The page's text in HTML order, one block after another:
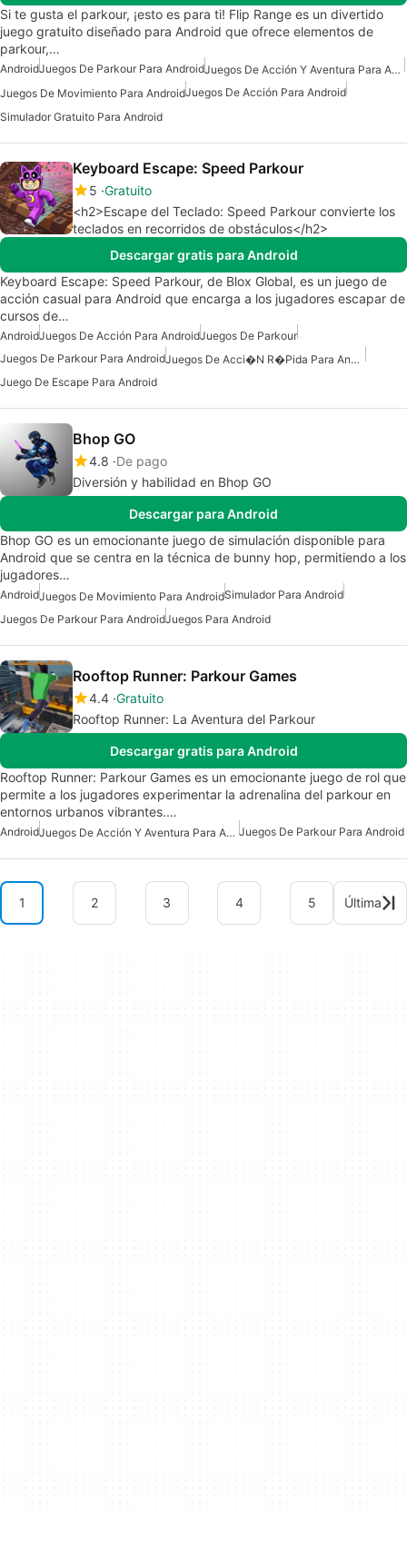
Si te gusta el parkour, ¡esto es para ti! Flip Range es un divertido
juego gratuito diseñado para Android que ofrece elementos de
parkour,…
AndroidJuegos De Parkour Para Android
Juegos De Acción Y Aventura Para Android
Juegos De Movimiento Para AndroidJuegos De Acción Para Android
Simulador Gratuito Para Android
Keyboard Escape: Speed Parkour
5 Gratuito
<h2>Escape del Teclado: Speed Parkour convierte los
teclados en recorridos de obstáculos</h2>
Descargar gratis para Android
Keyboard Escape: Speed Parkour, de Blox Global, es un juego de
acción casual para Android que encarga a los jugadores escapar de
cursos de…
AndroidJuegos De Acción Para AndroidJuegos De Parkour
Juegos De Parkour Para Android
Juegos De Acci�n R�pida Para Android
Juego De Escape Para Android
Bhop GO
4.8 De pago
Diversión y habilidad en Bhop GO
Descargar para Android
Bhop GO es un emocionante juego de simulación disponible para
Android que se centra en la técnica de bunny hop, permitiendo a los
jugadores…
AndroidJuegos De Movimiento Para AndroidSimulador Para Android
Juegos De Parkour Para AndroidJuegos Para Android
Rooftop Runner: Parkour Games
4.4 Gratuito
Rooftop Runner: La Aventura del Parkour
Descargar gratis para Android
Rooftop Runner: Parkour Games es un emocionante juego de rol que
permite a los jugadores experimentar la adrenalina del parkour en
entornos urbanos vibrantes.…
Android Juegos De Acción Y Aventura Para Android Juegos De Parkour Para Android
1 2 3 4 5 Última